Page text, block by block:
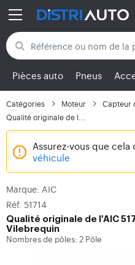
Retour aux catégories
Pièces auto Pneus
Catégories Moteur
Qualité originale de l...
Assurez-vous que
véhicule
Marque: AIC
Réf. 51714
Qualité originale de l'AIC
Vilebrequin
Nombres de pôles: 2 Pôle